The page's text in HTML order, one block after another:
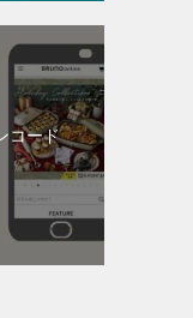
コード